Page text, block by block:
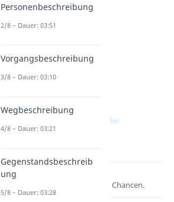
Entdecke hier deine Chancen.
Personenbeschreibung
2/8 – Dauer: 03:51
Vorgangsbeschreibung
3/8 – Dauer: 03:10
Wegbeschreibung
4/8 – Dauer: 03:21
Gegenstandsbeschreib
ung
5/8 – Dauer: 03:28